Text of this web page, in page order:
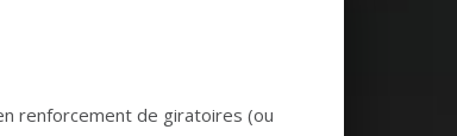
renforcement de giratoires (ou